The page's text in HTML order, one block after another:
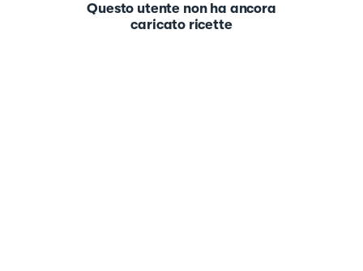
Questo utente non ha ancora
caricato ricette